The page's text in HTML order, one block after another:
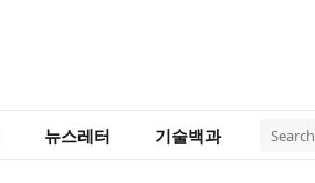
뉴스레터 기술백과